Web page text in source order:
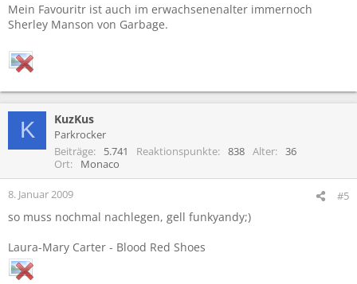
Mein Favouritr ist auch im erwachsenenalter immernoch
Sherley Manson von Garbage.
K KuzKus
Parkrocker
Beiträge
5.741 Reaktionspunkte 838 Alter
36
Ort
Monaco
8. Januar 2009 #5
so muss nochmal nachlegen, gell funkyandy;)
Laura-Mary Carter - Blood Red Shoes